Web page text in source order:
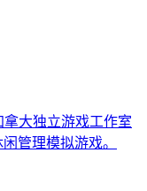
拿大独立游戏工作室
管理模拟游戏。